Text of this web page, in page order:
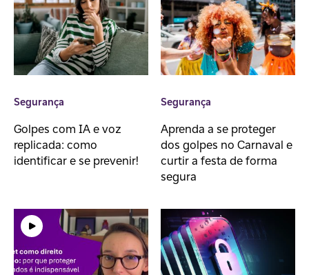
Segurança
Golpes com IA e voz
replicada: como
identificar e se prevenir!
Segurança
Aprenda a se proteger
dos golpes no Carnaval e
curtir a festa de forma
segura